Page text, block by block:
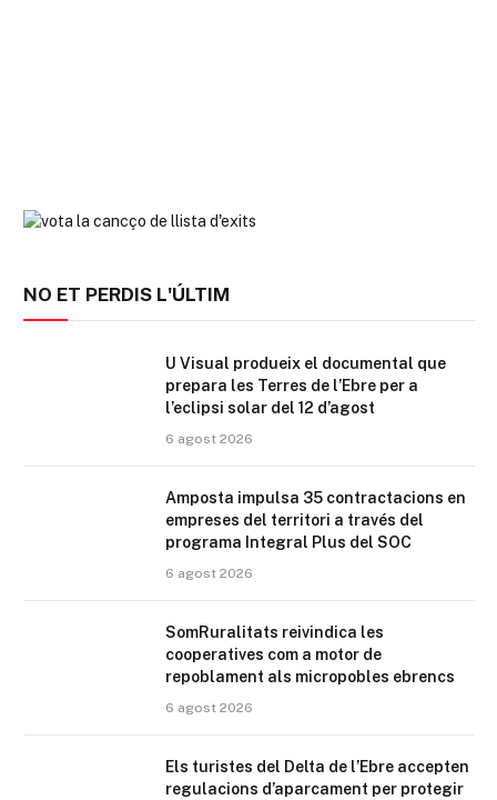
NO ET PERDIS L'ÚLTIM
U Visual produeix el documental que
prepara les Terres de l’Ebre per a
l’eclipsi solar del 12 d’agost
6 agost 2026
Amposta impulsa 35 contractacions en
empreses del territori a través del
programa Integral Plus del SOC
6 agost 2026
SomRuralitats reivindica les
cooperatives com a motor de
repoblament als micropobles ebrencs
6 agost 2026
Els turistes del Delta de l’Ebre accepten
regulacions d’aparcament per protegir